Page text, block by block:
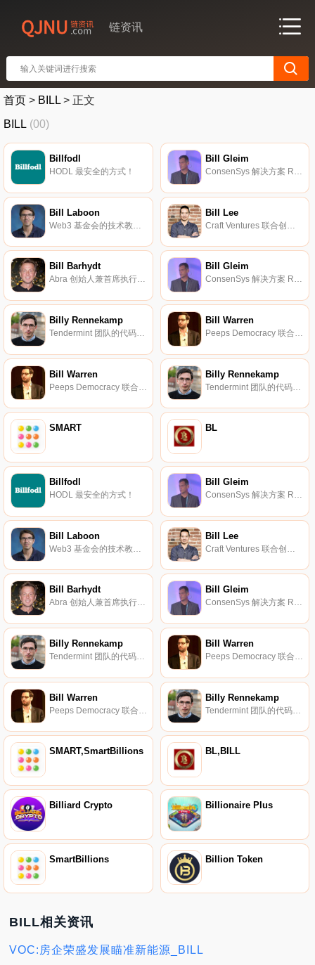
链资讯
首页 > BILL > 正文
BILL (00)
Billfodl
HODL 最安全的方式！
Bill Gleim
ConsenSys 解决方案 R&D 与 PoC 小组负责。
Bill Laboon Bill Lee
Bill Barhydt
Abra 创始人兼首席执行官。
Bill Gleim
ConsenSys 解决方案 R&D 与 PoC 小组负责。
Billy Rennekamp
Tendermint 团队的代码艺术家。
Bill Warren
Peeps Democracy 联合创始人兼首席执行官。
Bill Warren Billy Rennekamp
SMART BL
Billfodl
HODL 最安全的方式！
Bill Gleim
ConsenSys 解决方案 R&D 与 PoC 小组负责。
Bill Laboon Bill Lee
Bill Barhydt
Abra 创始人兼首席执行官。
Bill Gleim
ConsenSys 解决方案 R&D 与 PoC 小组负责。
Billy Rennekamp
Tendermint 团队的代码艺术家。
Bill Warren
Peeps Democracy 联合创始人兼首席执行官。
Bill Warren Billy Rennekamp
SMART,SmartBillions BL,BILL
Billiard Crypto Billionaire Plus
SmartBillions Billion Token
BILL相关资讯
VOC:房企荣盛发展瞄准新能源_BILL